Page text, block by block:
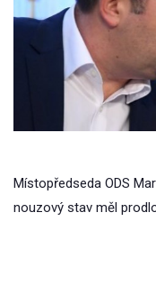
Místopředseda ODS
nouzový stav měl